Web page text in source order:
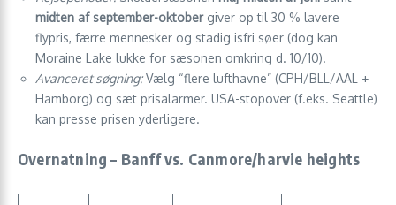
midten af september-oktobergiver op til 30 % lavere
flypris, færre mennesker og stadig isfri søer (dog kan
Moraine Lake lukke for sæsonen omkring d. 10/10).
Avanceret søgning:Vælg “flere lufthavne” (CPH/BLL/AAL +
Hamborg) og sæt prisalarmer. USA-stopover (f.eks. Seattle)
kan presse prisen yderligere.
Overnatning – Banff vs. Canmore/harvie heights